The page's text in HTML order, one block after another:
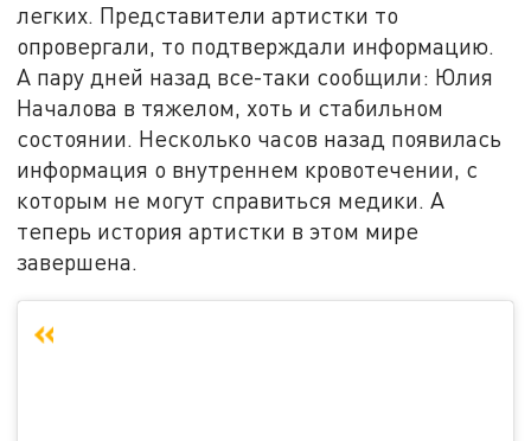
легких. Представители артистки то
опровергали, то подтверждали информацию.
А пару дней назад все-таки сообщили: Юлия
Началова в тяжелом, хоть и стабильном
состоянии. Несколько часов назад появилась
информация о внутреннем кровотечении, с
которым не могут справиться медики. А
теперь история артистки в этом мире
завершена.